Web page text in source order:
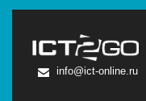
info@ict-online.ru